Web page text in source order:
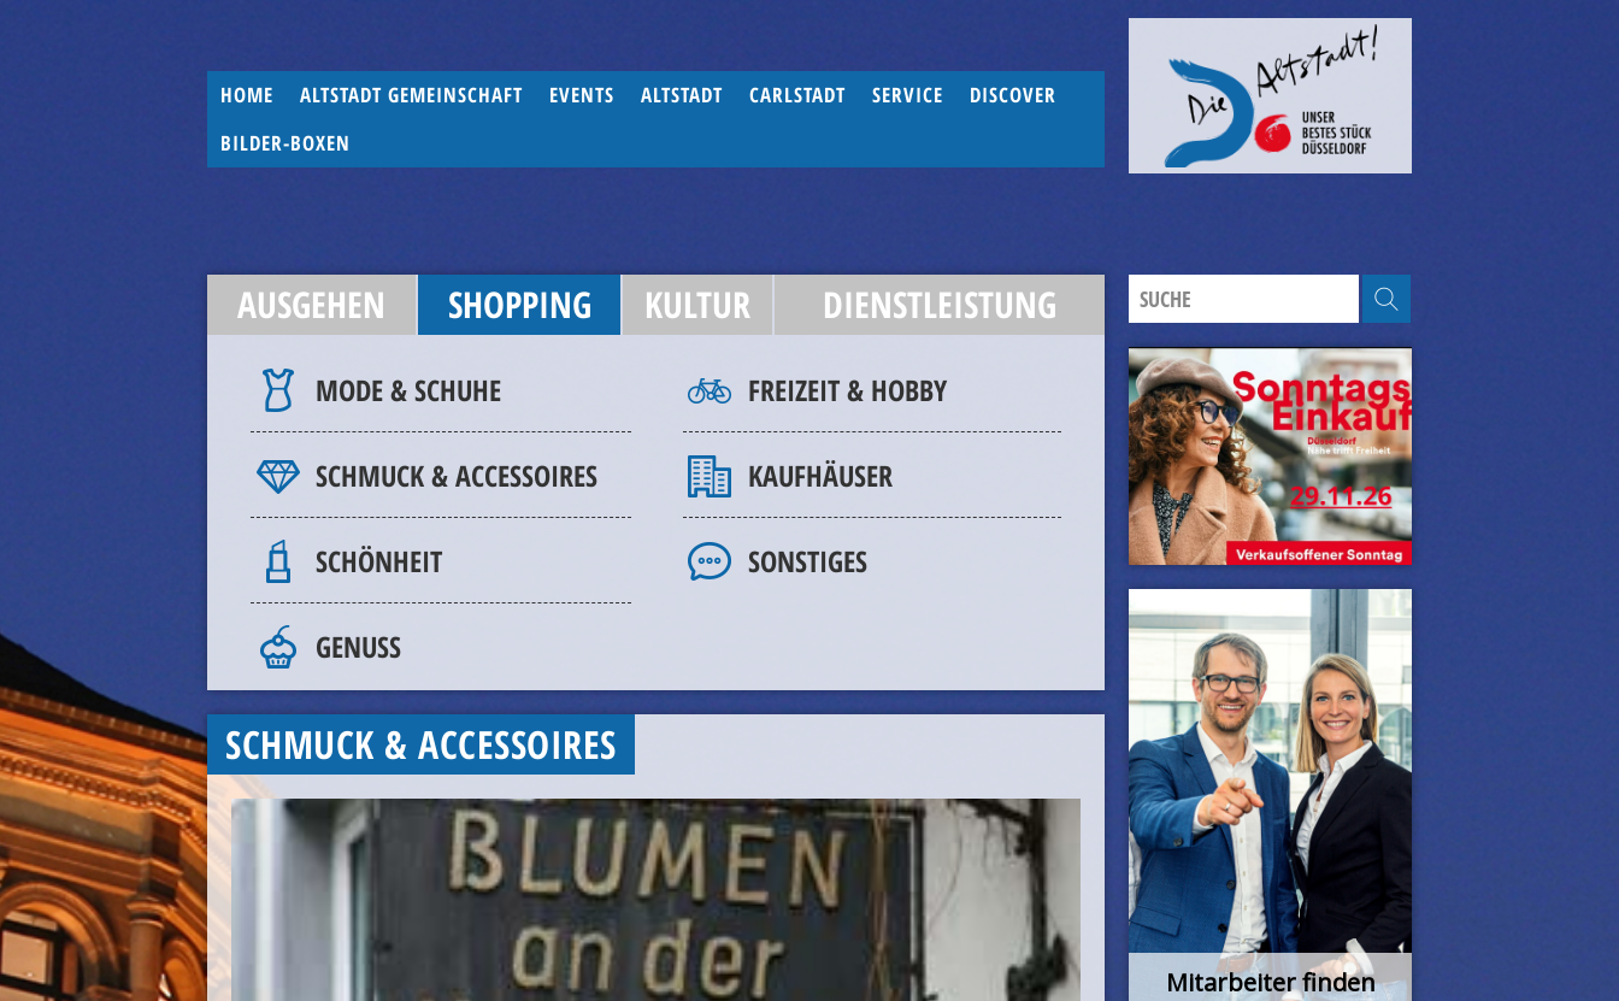
HOME ALTSTADT GEMEINSCHAFT EVENTS ALTSTADT CARLSTADT SERVICE
DISCOVER
BILDER-BOXEN
AUSGEHEN SHOPPING KULTUR DIENSTLEISTUNG
MODE & SCHUHE
SCHMUCK & ACCESSOIRES
SCHÖNHEIT
GENUSS
FREIZEIT & HOBBY
KAUFHÄUSER
SONSTIGES
SCHMUCK & ACCESSOIRES
Mitarbeiter finden